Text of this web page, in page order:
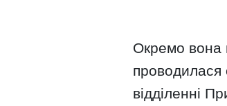
Окремо вона
проводилася
відділенні